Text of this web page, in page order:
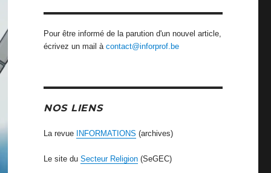
Pour être informé de la parution d'un nouvel article,
écrivez un mail à contact@inforprof.be
NOS LIENS
La revue INFORMATIONS (archives)
Le site du Secteur Religion(SeGEC)